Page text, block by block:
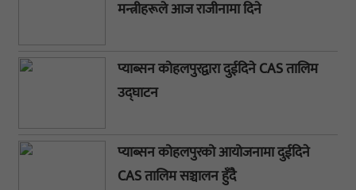
मन्त्रीहरूले आज राजीनामा दिने
प्याब्सन कोहलपुरद्वारा दुईदिने CAS तालिम
उद्घाटन
प्याब्सन कोहलपुरको आयोजनामा दुईदिने
CAS तालिम सञ्चालन हुँदै